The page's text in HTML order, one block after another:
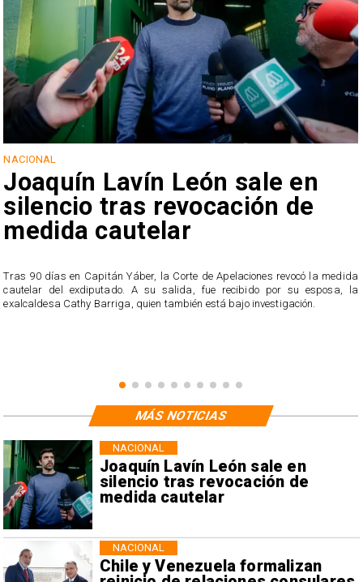
NACIONAL
Joaquín Lavín León sale en
silencio tras revocación de
medida cautelar
Tras 90 días en Capitán Yáber, la Corte de Apelaciones revocó la medida
cautelar del exdiputado. A su salida, fue recibido por su esposa, la
exalcaldesa Cathy Barriga, quien también está bajo investigación.
Joaquín Lavín León sale en
silencio tras revocación de
medida cautelar
NACIONAL
Chile y Venezuela formalizan
NACIONAL
MÁS NOTICIAS